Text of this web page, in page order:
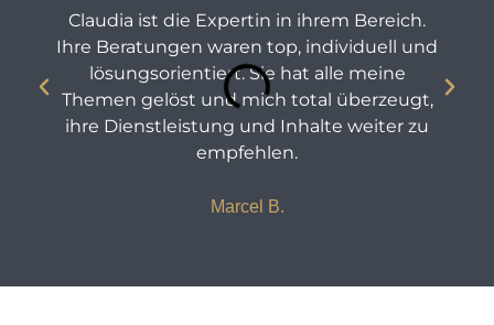
Claudia ist die Expertin in ihrem Bereich.
Ihre Beratungen waren top, individuell und
lösungsorientiert. Sie hat alle meine
Themen gelöst und mich total überzeugt,
ihre Dienstleistung und Inhalte weiter zu
empfehlen.
Marcel B.